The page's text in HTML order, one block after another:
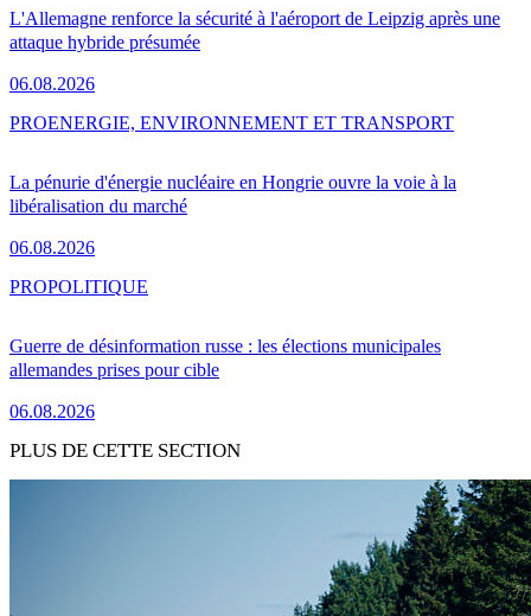
L'Allemagne renforce la sécurité à l'aéroport de Leipzig après une
attaque hybride présumée
06.08.2026
La pénurie d'énergie nucléaire en Hongrie ouvre la voie à la
libéralisation du marché
06.08.2026
PROENERGIE, ENVIRONNEMENT ET TRANSPORT
Guerre de désinformation russe : les élections municipales
allemandes prises pour cible
06.08.2026
PROPOLITIQUE
PLUS DE CETTE SECTION